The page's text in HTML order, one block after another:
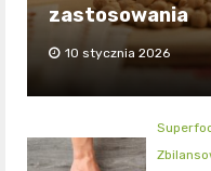
zastosowania
10 stycznia 2026